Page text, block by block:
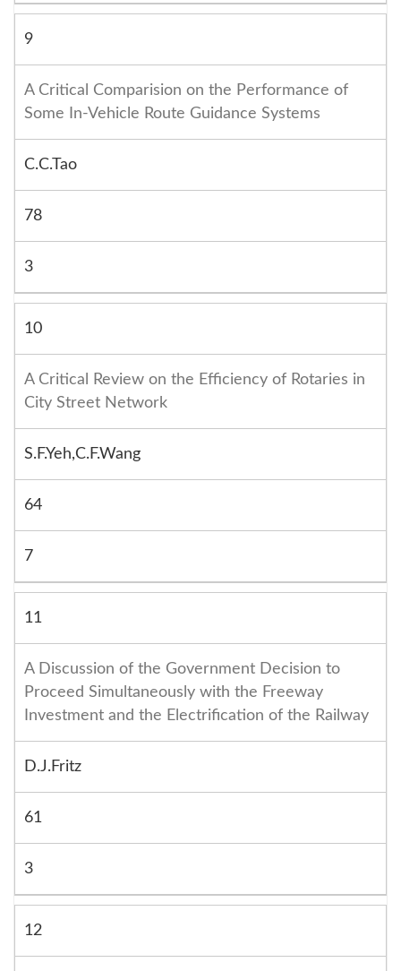
9
A Critical Comparision on the Performance of
Some In-Vehicle Route Guidance Systems
C.C.Tao
78
3
10
A Critical Review on the Efficiency of Rotaries in
City Street Network
S.F.Yeh,C.F.Wang
64
7
11
A Discussion of the Government Decision to
Proceed Simultaneously with the Freeway
Investment and the Electrification of the Railway
D.J.Fritz
61
3
12